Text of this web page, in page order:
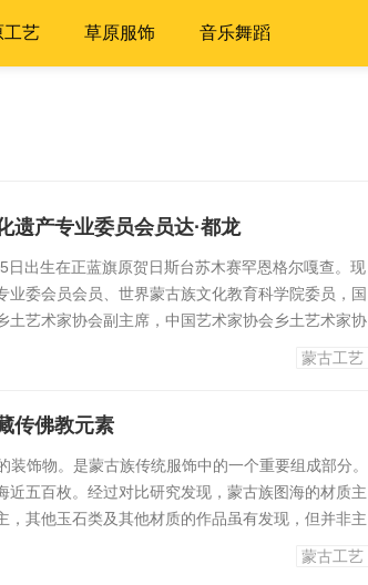
工艺 草原服饰 音乐舞蹈
遗产专业委员会员达·都龙
出生在正蓝旗原贺日斯台苏木赛罕恩格尔嘎查。现
委会员会员、世界蒙古族文化教育科学院委员，国
土艺术家协会副主席，中国艺术家协会乡土艺术家协
传承人，蒙古族乐器研究制作匠，内蒙古作家协会
蒙古工艺
传佛教元素
饰物。是蒙古族传统服饰中的一个重要组成部分。
五百枚。经过对比研究发现，蒙古族图海的材质主
其他玉石类及其他材质的作品虽有发现，但并非主
俗称喇嘛教】有关的不在少数。这与蒙古族笃信藏
蒙古工艺